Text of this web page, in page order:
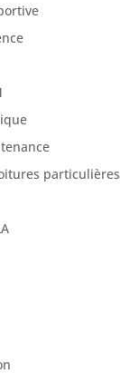
particulières